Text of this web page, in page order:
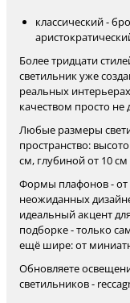
классический -
Более тридцати
светильник уже
реальных
качеством просто не
Любые размеры
пространство:
см, глубиной от 10
Формы плафонов - от
неожиданных
идеальный акцент
подборке - только
ещё шире: от
Обновляете
светильников -